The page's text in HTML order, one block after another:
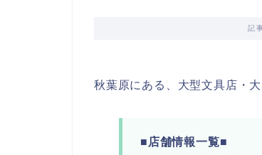
記
秋葉原にある、大型文具店・
■店舗情報一覧■